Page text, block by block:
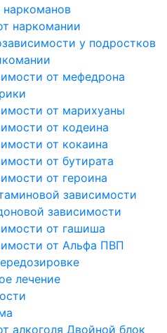
наркомании
у подростков
от мефедрона
от марихуаны
от кодеина
от кокаина
от бутирата
от героина
зависимости
зависимости
от гашиша
от Альфа ПВП
лечение
алкоголя Двойной блок